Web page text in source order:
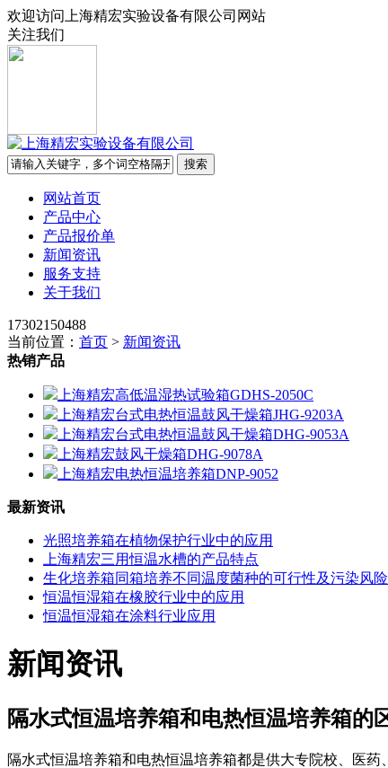
欢迎访问上海精宏实验设备有限公司网站
关注我们
网站首页
产品中心
产品报价单
新闻资讯
服务支持
关于我们
17302150488
当前位置： 首页 > 新闻资讯
热销产品
上海精宏高低温湿热试验箱GDHS-2050C
上海精宏台式电热恒温鼓风干燥箱JHG-9203A
上海精宏台式电热恒温鼓风干燥箱DHG-9053A
上海精宏鼓风干燥箱DHG-9078A
上海精宏电热恒温培养箱DNP-9052
最新资讯
光照培养箱在植物保护行业中的应用
上海精宏三用恒温水槽的产品特点
生化培养箱同箱培养不同温度菌种的可行性及污染风
恒温恒湿箱在橡胶行业中的应用
恒温恒湿箱在涂料行业应用
新闻资讯
隔水式恒温培养箱和电热恒温培养箱的
隔水式恒温培养箱和电热恒温培养箱都是供大专院校、医